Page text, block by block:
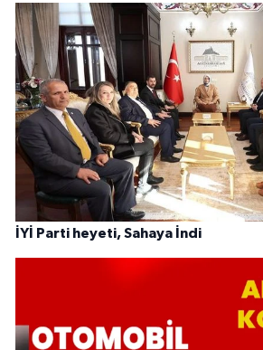
İYİ Parti heyeti, Sahaya İndi